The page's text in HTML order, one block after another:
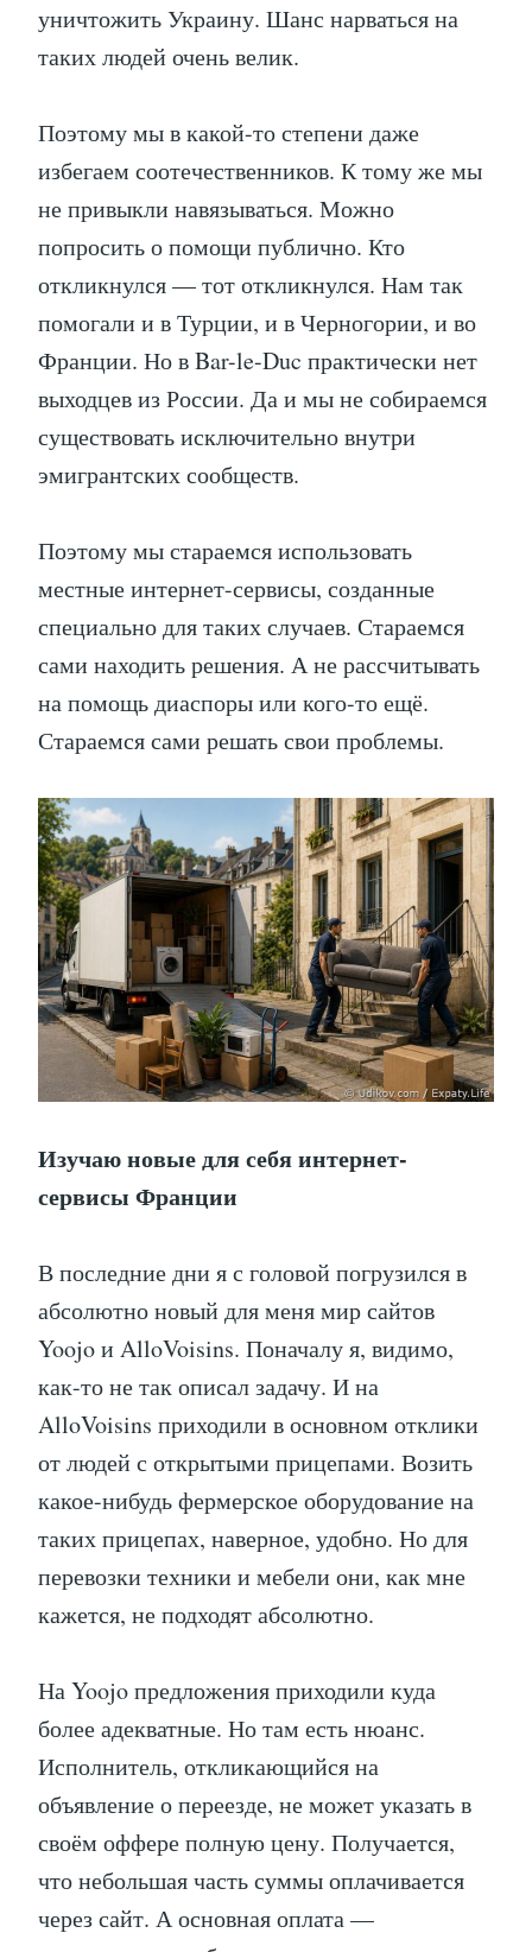
уничтожить Украину. Шанс нарваться на
таких людей очень велик.
Поэтому мы в какой-то степени даже
избегаем соотечественников. К тому же мы
не привыкли навязываться. Можно
попросить о помощи публично. Кто
откликнулся — тот откликнулся. Нам так
помогали и в Турции, и в Черногории, и во
Франции. Но в Bar-le-Duc практически нет
выходцев из России. Да и мы не собираемся
существовать исключительно внутри
эмигрантских сообществ.
Поэтому мы стараемся использовать
местные интернет-сервисы, созданные
специально для таких случаев. Стараемся
сами находить решения. А не рассчитывать
на помощь диаспоры или кого-то ещё.
Стараемся сами решать свои проблемы.
Изучаю новые для себя интернет-
сервисы Франции
В последние дни я с головой погрузился в
абсолютно новый для меня мир сайтов
Yoojo и AlloVoisins. Поначалу я, видимо,
как-то не так описал задачу. И на
AlloVoisins приходили в основном отклики
от людей с открытыми прицепами. Возить
какое-нибудь фермерское оборудование на
таких прицепах, наверное, удобно. Но для
перевозки техники и мебели они, как мне
кажется, не подходят абсолютно.
На Yoojo предложения приходили куда
более адекватные. Но там есть нюанс.
Исполнитель, откликающийся на
объявление о переезде, не может указать в
своём оффере полную цену. Получается,
что небольшая часть суммы оплачивается
через сайт. А основная оплата —